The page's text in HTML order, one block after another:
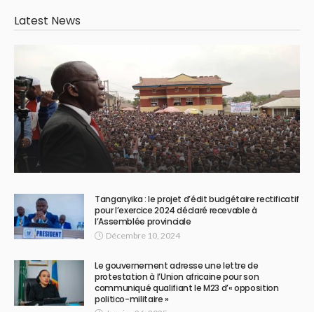
Latest News
Tanganyika : le projet d’édit budgétaire rectificatif
pour l’exercice 2024 déclaré recevable à
l’Assemblée provinciale
Décembre 10, 2024
Le gouvernement adresse une lettre de
protestation à l’Union africaine pour son
communiqué qualifiant le M23 d’« opposition
politico-militaire »